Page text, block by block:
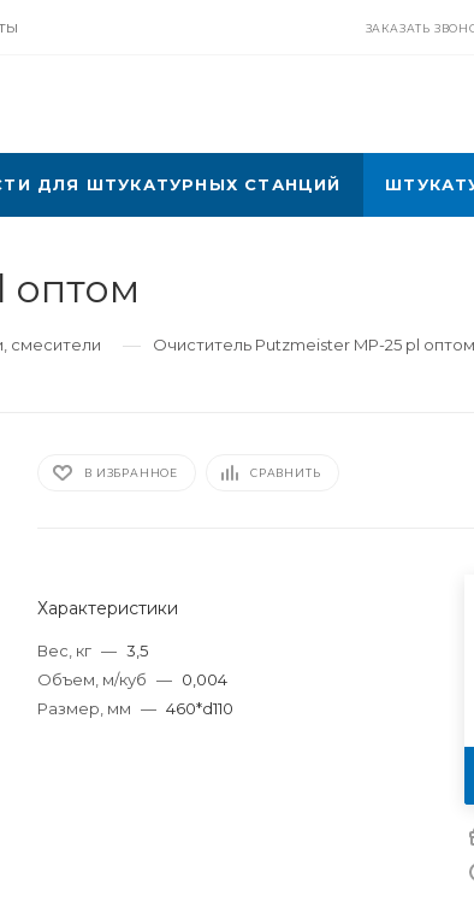
ЗАКАЗАТЬ
ДЛЯ ШТУКАТУРНЫХ СТАНЦИЙ
оптом
смесители — Очиститель Putzmeister MP-25 pl оптом
В ИЗБРАННОЕ СРАВНИТЬ
Характеристики
Вес, кг — 3,5
Объем, м/куб — 0,004
Размер, мм — 460*d110